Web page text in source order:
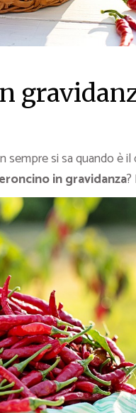
sempre si sa quando è il
in gravidanza